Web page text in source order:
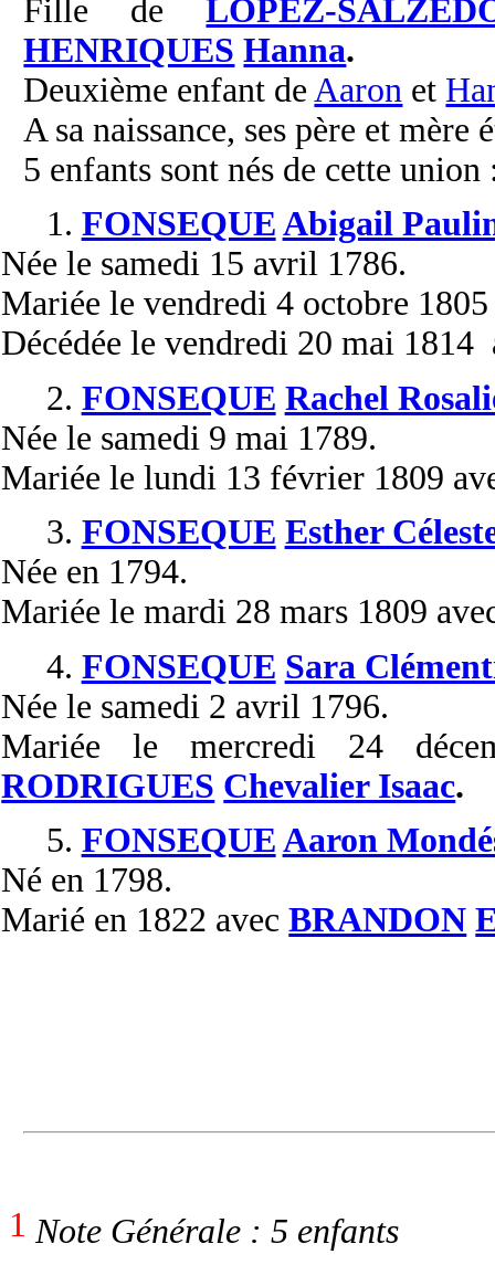
Fille de LOPEZ-
HENRIQUES Hanna.
Deuxième enfant de Aaron et
A sa naissance, ses père et mère
5 enfants sont nés de cette union
1. FONSEQUE Abigail
Née le samedi 15 avril 1786.
Mariée le vendredi 4 octobre
Décédée le vendredi 20 mai 1814
2. FONSEQUE Rachel
Née le samedi 9 mai 1789.
Mariée le lundi 13 février 1809
3. FONSEQUE Esther
Née en 1794.
Mariée le mardi 28 mars 1809
4. FONSEQUE Sara
Née le samedi 2 avril 1796.
Mariée le mercredi 24
RODRIGUES Chevalier Isaac.
5. FONSEQUE Aaron
Né en 1798.
Marié en 1822 avecBRANDON
1 Note Générale : 5 enfants